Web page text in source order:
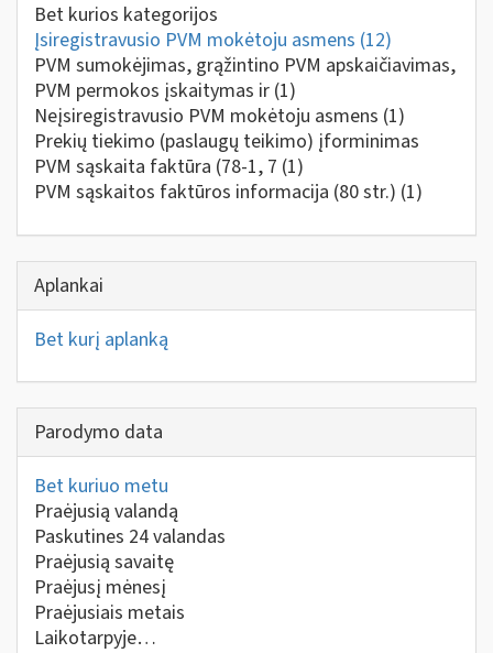
Bet kurios kategorijos
Įsiregistravusio PVM mokėtoju asmens (12)
PVM sumokėjimas, grąžintino PVM apskaičiavimas,
PVM permokos įskaitymas ir (1)
Neįsiregistravusio PVM mokėtoju asmens (1)
Prekių tiekimo (paslaugų teikimo) įforminimas
PVM sąskaita faktūra (78-1, 7 (1)
PVM sąskaitos faktūros informacija (80 str.) (1)
Aplankai
Bet kurį aplanką
Parodymo data
Bet kuriuo metu
Praėjusią valandą
Paskutines 24 valandas
Praėjusią savaitę
Praėjusį mėnesį
Praėjusiais metais
Laikotarpyje…